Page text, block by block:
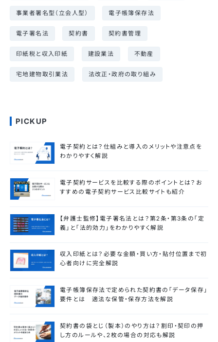
事業者署名型（立会人型） 電子帳簿保存法
電子署名法 契約書 契約書管理
印紙税と収入印紙 建設業法 不動産
宅地建物取引業法 法改正・政府の取り組み
PICKUP
電子契約とは？仕組みと導入のメリットや注意点を
わかりやすく解説
電子契約サービスを比較する際のポイントとは？お
すすめの電子契約サービス比較サイトも紹介
【弁護士監修】電子署名法とは？第2条・第3条の「定
義」と「法的効力」をわかりやすく解説
収入印紙とは？必要な金額・買い方・貼付位置まで初
心者向けに完全解説
電子帳簿保存法で定められた契約書の「データ保存」
要件とは 適法な保管・保存方法を解説
契約書の袋とじ（製本）のやり方は？割印・契印の押
し方のルールや、2枚の場合の対応も解説